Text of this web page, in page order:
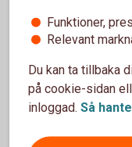
Funktioner,
Relevant
Du kan ta tillbaka
på cookie-sidan
inloggad. Så